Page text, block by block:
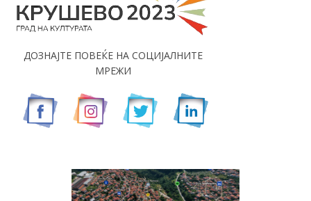
ДОЗНАЈТЕ ПОВЕЌЕ НА СОЦИЈАЛНИТЕ
МРЕЖИ